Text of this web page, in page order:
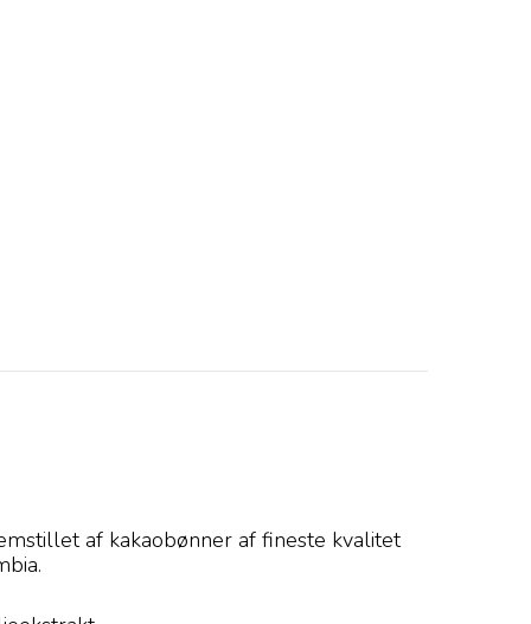
af kakaobønner af fineste kvalitet